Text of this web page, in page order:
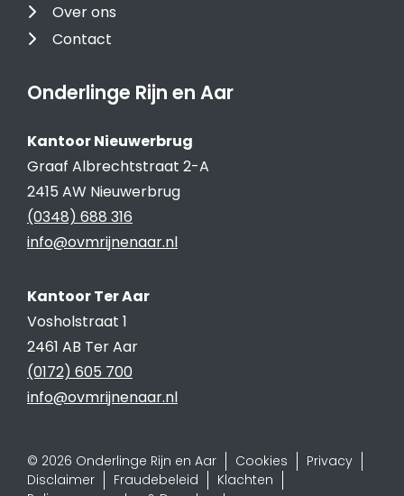
Over ons
Contact
Onderlinge Rijn en Aar
Kantoor Nieuwerbrug
Graaf Albrechtstraat 2-A
2415 AW Nieuwerbrug
(0348) 688 316
info@ovmrijnenaar.nl
Kantoor Ter Aar
Vosholstraat 1
2461 AB Ter Aar
(0172) 605 700
info@ovmrijnenaar.nl
© 2026 Onderlinge Rijn en Aar Cookies
Privacy
Disclaimer
Fraudebeleid
Klachten